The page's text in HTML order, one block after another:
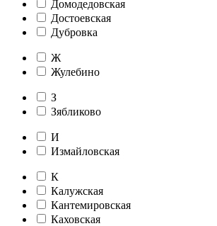
Домодедовская
Достоевская
Дубровка
Ж
Жулебино
З
Зябликово
И
Измайловская
К
Калужская
Кантемировская
Каховская